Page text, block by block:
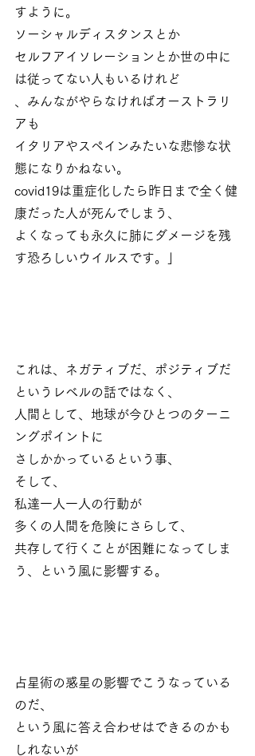
すように。
ソーシャルディスタンスとか
セルフアイソレーションとか世の中に
は従ってない人もいるけれど
、みんながやらなければオーストラリ
アも
イタリアやスペインみたいな悲惨な状
態になりかねない。
covid19は重症化したら昨日まで全く健
康だった人が死んでしまう、
よくなっても永久に肺にダメージを残
す恐ろしいウイルスです。」
これは、ネガティブだ、ポジティブだ
というレベルの話ではなく、
人間として、地球が今ひとつのターニ
ングポイントに
さしかかっているという事、
そして、
私達一人一人の行動が
多くの人間を危険にさらして、
共存して行くことが困難になってしま
う、という風に影響する。
占星術の惑星の影響でこうなっている
のだ、
という風に答え合わせはできるのかも
しれないが